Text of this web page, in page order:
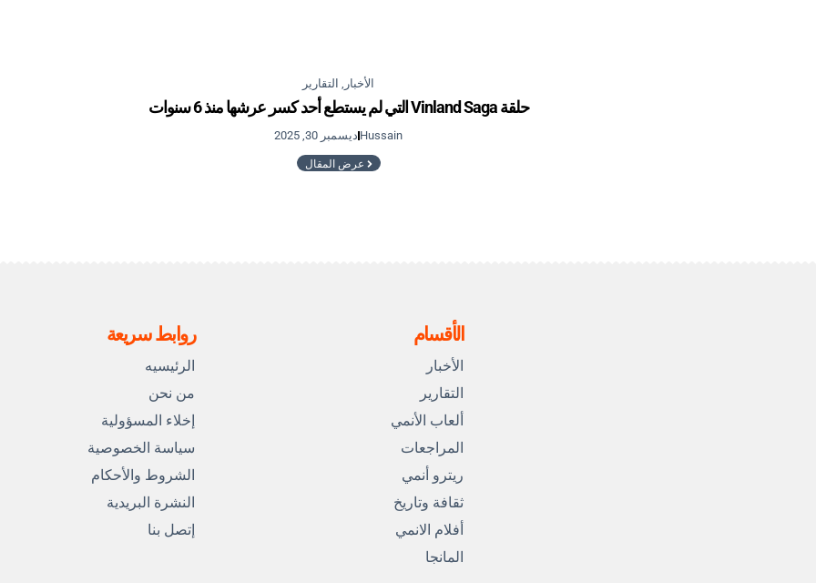
الأخبار , التقارير
حلقة Vinland Saga التي لم يستطع أحد كسر عرشها منذ 6 سنوات
Hussain ديسمبر 30, 2025
عرض المقال
الأقسام
الأخبار
التقارير
ألعاب الأنمي
المراجعات
ريترو أنمي
ثقافة وتاريخ
أفلام الانمي
المانجا
روابط سريعة
الرئيسيه
من نحن
إخلاء المسؤولية
سياسة الخصوصية
الشروط والأحكام
النشرة البريدية
إتصل بنا